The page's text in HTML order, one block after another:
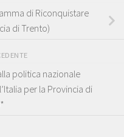
di Riconquistare
di Trento)
politica nazionale
per la Provincia di